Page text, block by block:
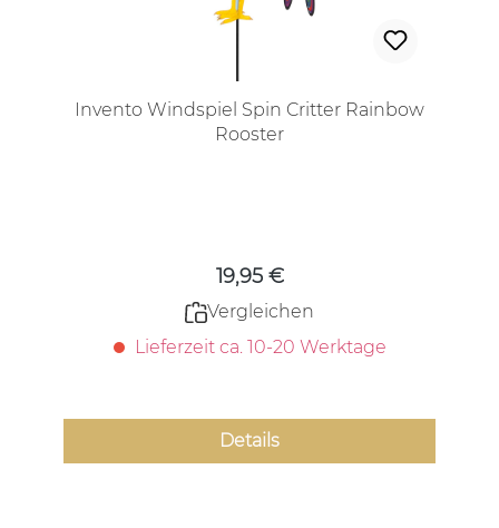
Invento Windspiel Spin Critter Rainbow
Rooster
19,95 €
Vergleichen
Lieferzeit ca. 10-20 Werktage
Details